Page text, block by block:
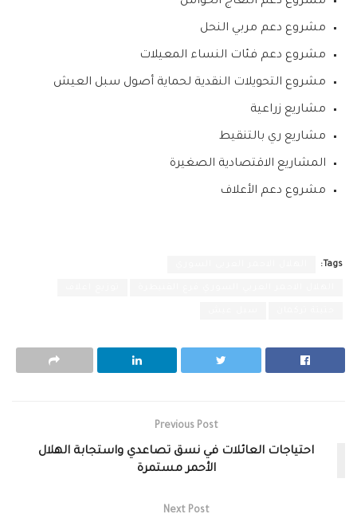
مشروع دعم مربي النحل
مشروع دعم فئات النساء المعيلات
مشروع التحويلات النقدية لحماية أصول سبل العيش
مشاريع زراعية
مشاريع ري بالتنقيط
المشاريع الاقتصادية الصغيرة
مشروع دعم الأعلاف
Tags:
Previous Post
احتياجات العائلات في نسق تصاعدي واستجابة الهلال
الأحمر مستمرة
Next Post